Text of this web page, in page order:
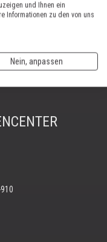
und Ihnen ein
Informationen zu den von uns
Nein, anpassen